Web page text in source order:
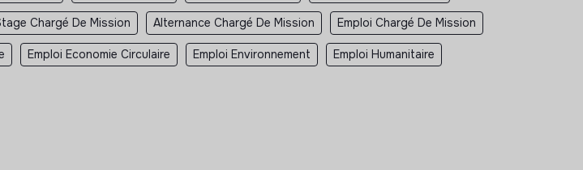
Chargé De Mission Alternance Chargé De Mission Emploi Chargé De Mission
Emploi Economie Circulaire Emploi Environnement Emploi Humanitaire